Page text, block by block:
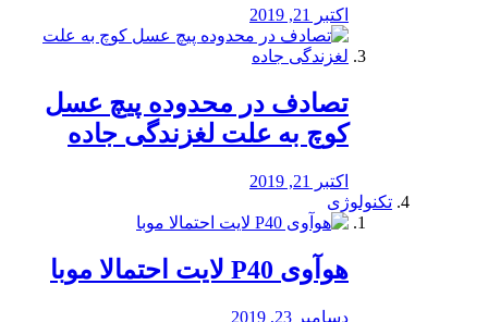
اکتبر 21, 2019
تصادف در محدوده پیچ عسل
کوچ به علت لغزندگی جاده
اکتبر 21, 2019
تکنولوژی
هوآوی P40 لایت احتمالا موبا
دسامبر 23, 2019